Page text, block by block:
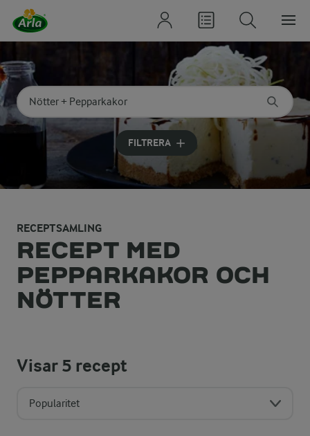
Sök på kategori eller ingrediens
Skriv in sökord för att få förslag
FILTRERA
RECEPTSAMLING
RECEPT MED
PEPPARKAKOR OCH
NÖTTER
Visar5 recept
Popularitet